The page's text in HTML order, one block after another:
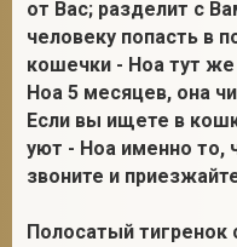
от Вас; разделит с
человеку попасть в
кошечки - Ноа тут
Ноа 5 месяцев, она
Если вы ищете в
уют - Ноа именно то,
звоните и
Полосатый тигренок